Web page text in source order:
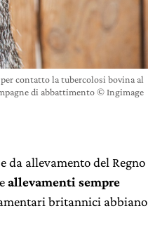
contatto la tubercolosi bovina al
di abbattimento © Ingimage
da allevamento del Regno
allevamenti sempre
britannici abbiano